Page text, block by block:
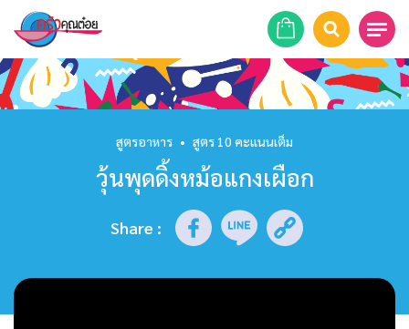
หน้าแรก
ร้านอาหาร
รายการย้อนหลัง
สูตรอาหาร • สูตร 10 คะแนนเต็ม
วุ้นพุดดิ้งหม้อแกงเผือก
Share :